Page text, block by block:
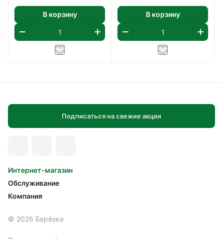
В корзину В корзину
Подписаться на свежие акции
Интернет-магазин
Обслуживание
Компания
© 2026 Берёзка